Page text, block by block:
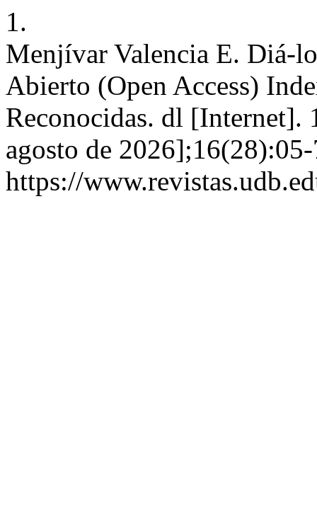
1.
Menjívar Valencia E. Diá-
Abierto (Open Access)
Reconocidas. dl [Internet].
agosto de
https://